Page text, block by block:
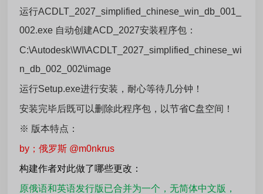
运行ACDLT_2027_simplified_chinese_win_db_001_
002.exe 自动创建ACD_2027安装程序包：
C:\Autodesk\WI\ACDLT_2027_simplified_chinese_wi
n_db_002_002\image
运行Setup.exe进行安装，耐心等待几分钟！
安装完毕后既可以删除此程序包，以节省C盘空间！
※ 版本特点：
by；俄罗斯 @m0nkrus
构建作者对此做了哪些更改：
原俄语和英语发行版已合并为一个，无简体中文版，